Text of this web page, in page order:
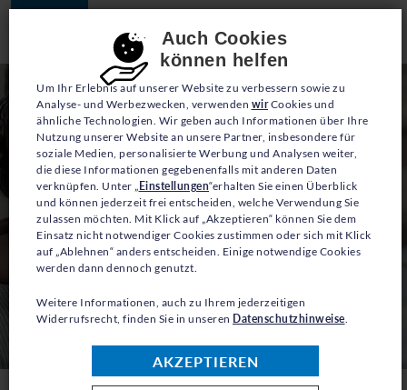
Consent-Einstellungen
Auch Cookies
können helfen
Um Ihr Erlebnis auf unserer Website zu verbessern sowie zu
Analyse- und Werbezwecken, verwenden wirCookies und
ähnliche Technologien. Wir geben auch Informationen über Ihre
Nutzung unserer Website an unsere Partner, insbesondere für
soziale Medien, personalisierte Werbung und Analysen weiter,
die diese Informationen gegebenenfalls mit anderen Daten
verknüpfen. Unter „ Einstellungen“erhalten Sie einen Überblick
und können jederzeit frei entscheiden, welche Verwendung Sie
zulassen möchten. Mit Klick auf „Akzeptieren“ können Sie dem
Einsatz nicht notwendiger Cookies zustimmen oder sich mit Klick
auf „Ablehnen“ anders entscheiden. Einige notwendige Cookies
werden dann dennoch genutzt.
Weitere Informationen, auch zu Ihrem jederzeitigen
Widerrufsrecht, finden Sie in unseren Datenschutzhinweise.
AKZEPTIEREN